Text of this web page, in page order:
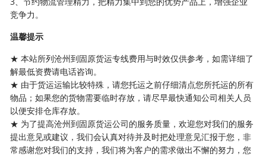
竞争力。
温馨提示
★ 本站所列沧州到固原货运专线费用与时效仅供参考，如需详细了
解最低资费请电话咨询。
★ 由于货运运输比较特殊，请您托运之前仔细清点您所托运的所有
物品；如果您的货物需要临时存放，请尽早最快通知公司相关人员
以便安排仓库存放。
★ 为了提高沧州到固原货运公司的服务质量，欢迎您对我们的服务
提出意见或建议，我们会认真对待并及时把处理意见汇报于您，非
常感谢您对我们的支持，我们将为客户的需求做出不懈的努力，您